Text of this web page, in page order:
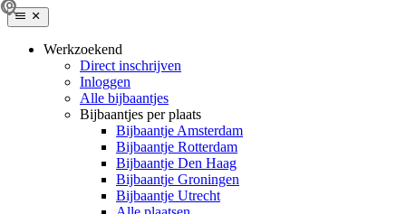
Werkzoekend
Direct inschrijven
Inloggen
Alle bijbaantjes
Bijbaantjes per plaats
Bijbaantje Amsterdam
Bijbaantje Rotterdam
Bijbaantje Den Haag
Bijbaantje Groningen
Bijbaantje Utrecht